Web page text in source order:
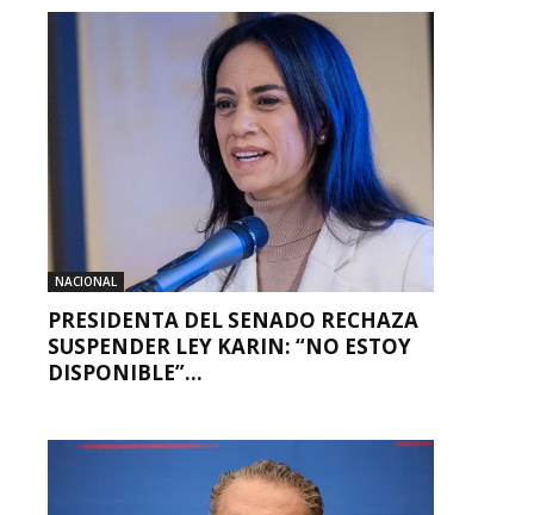
NACIONAL
PRESIDENTA DEL SENADO RECHAZA
SUSPENDER LEY KARIN: “NO ESTOY
DISPONIBLE”...